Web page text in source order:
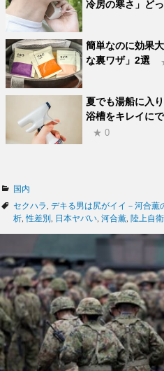
冷房の寒さ」ど
簡単なのに効果
な裏ワザ」2選
夏でも湯船に入
浴槽をキレイに
★ 0
カ
テ
ゴ
国内
タ
グ
セクハラ デキる男は尻がイイ－河合薫
析 ,性差別 日本ヤバい 河合薫 陸上自